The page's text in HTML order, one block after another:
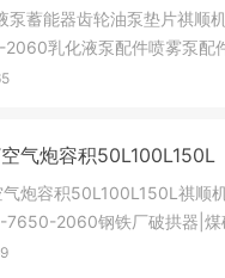
蓄能器齿轮油泵垫片祺顺
乳化液泵配件喷雾泵配
种BRW乳化液泵配件和
31.5 BRW3
气炮容积50L100L150L
炮容积50L100L150L祺顺
7650-2060钢铁厂破拱器|煤
空气炮|啤酒厂空气炮破拱